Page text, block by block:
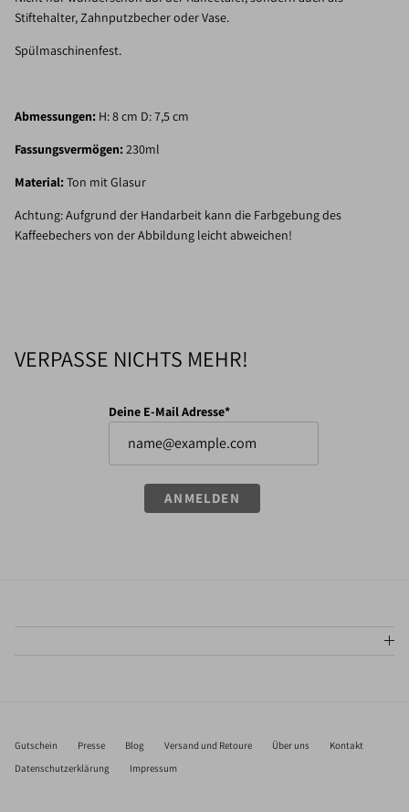
Stiftehalter, Zahnputzbecher oder Vase.
Spülmaschinenfest.
Abmessungen: H: 8 cm D: 7,5 cm
Fassungsvermögen: 230ml
Material: Ton mit Glasur
Achtung: Aufgrund der Handarbeit kann die Farbgebung des
Kaffeebechers von der Abbildung leicht abweichen!
VERPASSE NICHTS MEHR!
Deine E-Mail Adresse*
ANMELDEN
Gutschein Presse Blog Versand und Retoure Über uns
Kontakt
Datenschutzerklärung
Impressum